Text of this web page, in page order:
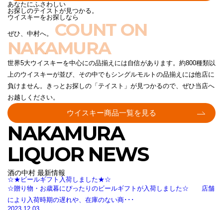
あなたにふさわしい
お探しのテイストが見つかる。
ウイスキーをお探しなら
ぜひ、中村へ。 COUNT ON
NAKAMURA
世界5大ウイスキーを中心にの品揃えには自信があります。約800種類以
上のウイスキーが並び、その中でもシングルモルトの品揃えには他店に
負けません。きっとお探しの「テイスト」が見つかるので、ぜひ当店へ
お越しください。
ウイスキー商品一覧を見る
NAKAMURA
LIQUOR NEWS
酒の中村 最新情報
☆★ビールギフト入荷しました★☆
☆贈り物・お歳暮にぴったりのビールギフトが入荷しました☆ 店舗
により入荷時期の遅れや、在庫のない商･･･